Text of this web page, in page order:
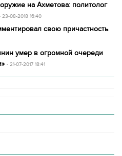
на Ахметова: политолог
23-08-2018 16:40
свою причастность
умер в огромной очереди
- 21-07-2017 18:41